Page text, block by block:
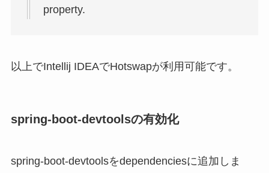
property.
以上でIntellij IDEAでHotswapが利用可能です。
spring-boot-devtoolsの有効化
spring-boot-devtoolsをdependenciesに追加しま